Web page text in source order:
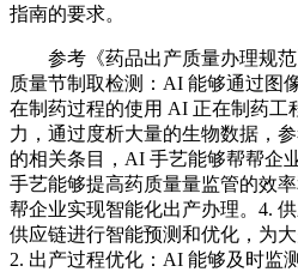
指南的要求。
参考《药品出产质量办理规范
质量节制取检测：AI 能够通过图
在制药过程的使用 AI 正在制药工
力，通过度析大量的生物数据，
的相关条目，AI 手艺能够帮帮企
手艺能够提高药质量量监管的效
帮企业实现智能化出产办理。4.
供应链进行智能预测和优化，为
2. 出产过程优化：AI 能够及时监